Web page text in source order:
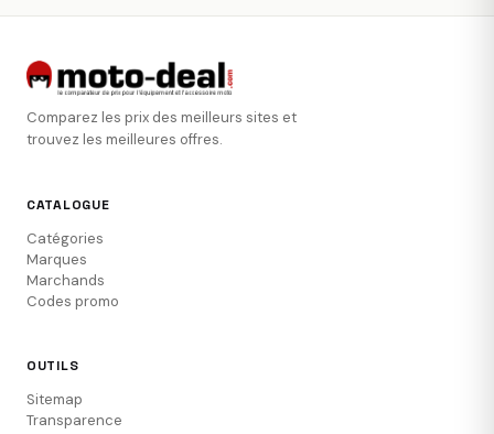
Comparez les prix des meilleurs sites et
trouvez les meilleures offres.
CATALOGUE
Catégories
Marques
Marchands
Codes promo
OUTILS
Sitemap
Transparence